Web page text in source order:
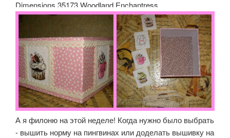
Dimensions 35173 Woodland Enchantress.
А я филоню на этой неделе! Когда нужно было выбрать
- вышить норму на пингвинах или доделать вышивку на